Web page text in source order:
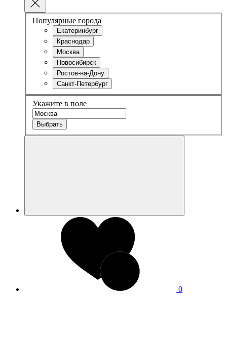
Популярные города
Екатеринбург
Краснодар
Москва
Новосибирск
Ростов-на-Дону
Санкт-Петербург
Укажите в поле
Выбрать
0